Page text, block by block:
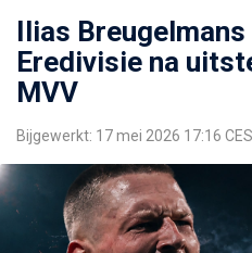
Ilias
Eredivisie na
MVV
Bijgewerkt: 17 mei 2026 17:16